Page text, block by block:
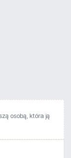
osobą, która ją